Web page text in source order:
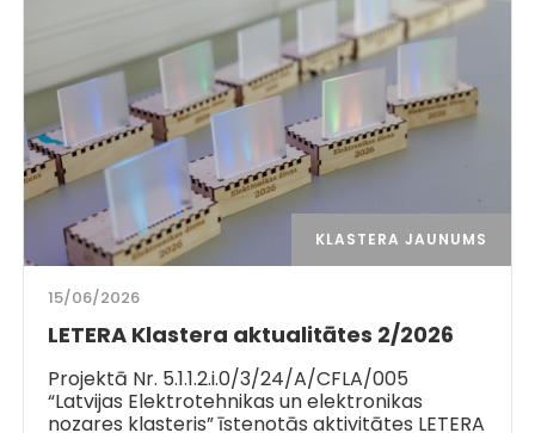
KLASTERA JAUNUMS
15/06/2026
LETERA Klastera aktualitātes 2/2026
Projektā Nr. 5.1.1.2.i.0/3/24/A/CFLA/005
“Latvijas Elektrotehnikas un elektronikas
nozares klasteris” īstenotās aktivitātes LETERA